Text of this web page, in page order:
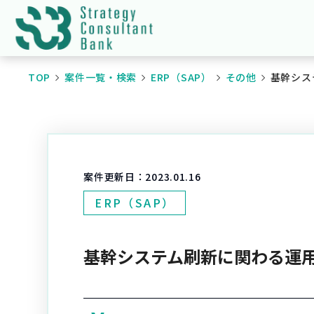
TOP 案件一覧・検索 ERP（SAP） その他 基幹シ
案件更新日： 2023.01.16
ERP（SAP）
基幹システム刷新に関わる運